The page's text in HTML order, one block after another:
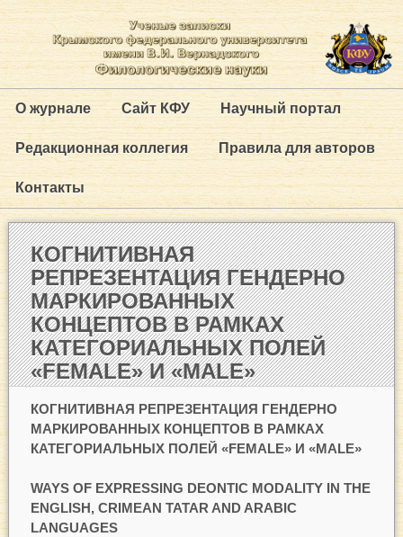
О журнале Сайт КФУ Научный портал
Редакционная коллегия Правила для авторов
Контакты
КОГНИТИВНАЯ
РЕПРЕЗЕНТАЦИЯ ГЕНДЕРНО
МАРКИРОВАННЫХ
КОНЦЕПТОВ В РАМКАХ
КАТЕГОРИАЛЬНЫХ ПОЛЕЙ
«FEMALE» И «MALE»
КОГНИТИВНАЯ РЕПРЕЗЕНТАЦИЯ ГЕНДЕРНО
МАРКИРОВАННЫХ КОНЦЕПТОВ В РАМКАХ
КАТЕГОРИАЛЬНЫХ ПОЛЕЙ «FEMALE» И «MALE»
WAYS OF EXPRESSING DEONTIC MODALITY IN THE
ENGLISH, CRIMEAN TATAR AND ARABIC
LANGUAGES